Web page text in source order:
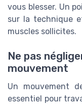
vous blesser. Un
sur la technique
muscles sollicites.
Ne pas
mouvement
Un mouvement
essentiel pour